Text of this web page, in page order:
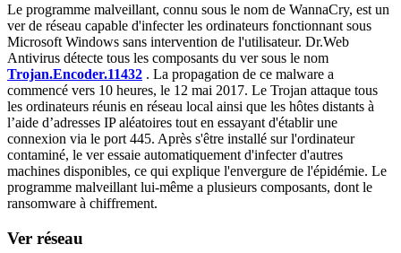
Le programme malveillant, connu sous le nom de WannaCry, est un
ver de réseau capable d'infecter les ordinateurs fonctionnant sous
Microsoft Windows sans intervention de l'utilisateur. Dr.Web
Antivirus détecte tous les composants du ver sous le nom
Trojan.Encoder.11432 . La propagation de ce malware a
commencé vers 10 heures, le 12 mai 2017. Le Trojan attaque tous
les ordinateurs réunis en réseau local ainsi que les hôtes distants à
l’aide d’adresses IP aléatoires tout en essayant d'établir une
connexion via le port 445. Après s'être installé sur l'ordinateur
contaminé, le ver essaie automatiquement d'infecter d'autres
machines disponibles, ce qui explique l'envergure de l'épidémie. Le
programme malveillant lui-même a plusieurs composants, dont le
ransomware à chiffrement.
Ver réseau